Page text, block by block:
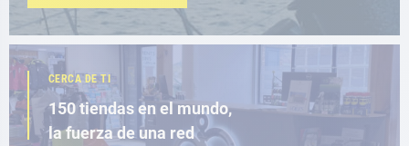
CERCA DE TI
150 tiendas en el mundo,
la fuerza de una red